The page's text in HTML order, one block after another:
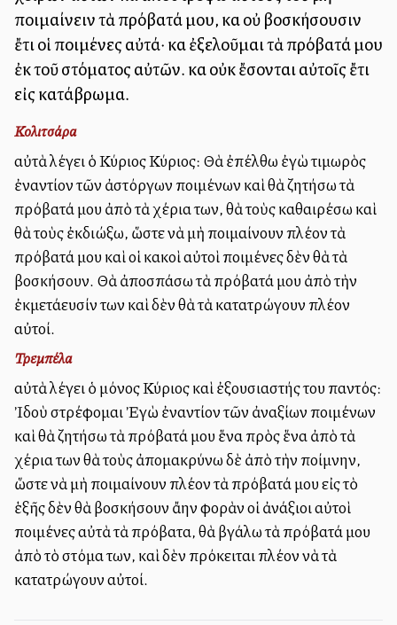
ποιμαίνειν τὰ πρόβατά μου, καὶ οὐ βοσκήσουσιν
ἔτι οἱ ποιμένες αὐτά· καὶ ἐξελοῦμαι τὰ πρόβατά μου
ἐκ τοῦ στόματος αὐτῶν. καὶ οὐκ ἔσονται αὐτοῖς ἔτι
εἰς κατάβρωμα.
Κολιτσάρα
αὐτὰ λέγει ὁ Κύριος Κύριος: Θὰ ἐπέλθω ἐγὼ τιμωρὸς
ἐναντίον τῶν ἀστόργων ποιμένων καὶ θὰ ζητήσω τὰ
πρόβατά μου ἀπὸ τὰ χέρια των, θὰ τοὺς καθαιρέσω καὶ
θὰ τοὺς ἐκδιώξω, ὥστε νὰ μὴ ποιμαίνουν πλέον τὰ
πρόβατά μου καὶ οἱ κακοὶ αὐτοὶ ποιμένες δὲν θὰ τὰ
βοσκήσουν. Θὰ ἀποσπάσω τὰ πρόβατά μου ἀπὸ τὴν
ἐκμετάλλευσίν των καὶ δὲν θὰ τὰ κατατρώγουν πλέον
αὐτοί.
Τρεμπέλα
αὐτὰ λέγει ὁ μόνος Κύριος καὶ ἐξουσιαστής του παντός:
Ἰδοὺ στρέφομαι Ἐγὼ ἐναντίον τῶν ἀναξίων ποιμένων
καὶ θὰ ζητήσω τὰ πρόβατά μου ἕνα πρὸς ἕνα ἀπὸ τὰ
χέρια των θὰ τοὺς ἀπομακρύνω δὲ ἀπὸ τὴν ποίμνην,
ὥστε νὰ μὴ ποιμαίνουν πλέον τὰ πρόβατά μου εἰς τὸ
ἑξῆς δὲν θὰ βοσκήσουν ἄλλην φορὰν οἱ ἀνάξιοι αὐτοὶ
ποιμένες αὐτὰ τὰ πρόβατα, θὰ βγάλω τὰ πρόβατά μου
ἀπὸ τὸ στόμα των, καὶ δὲν πρόκειται πλέον νὰ τὰ
κατατρώγουν αὐτοί.